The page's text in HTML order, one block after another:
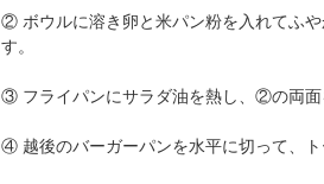
② ボウルに溶き卵と米パン粉を入れてふ
す。
③ フライパンにサラダ油を熱し、②の両面
④ 越後のバーガーパンを水平に切って、ト